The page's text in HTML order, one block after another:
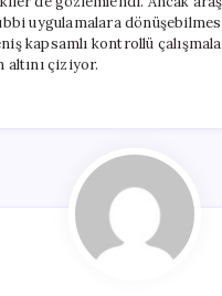
uygulamalara
kapsamlı kontrollü
çiziyor.